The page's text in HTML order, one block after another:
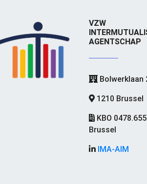
VZW
AGENTSCHAP
Bolwerklaan
1210 Brussel
KBO
Brussel
IMA-AIM